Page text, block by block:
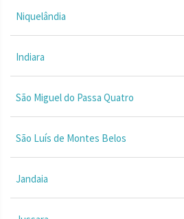
Niquelândia
Indiara
São Miguel do Passa Quatro
São Luís de Montes Belos
Jandaia